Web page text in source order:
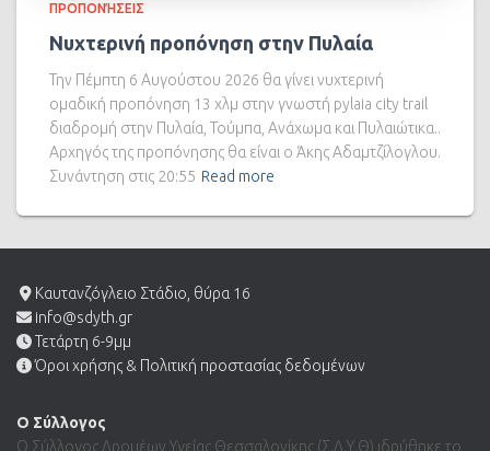
ΠΡΟΠΟΝΉΣΕΙΣ
Νυχτερινή προπόνηση στην Πυλαία
Την Πέμπτη 6 Αυγούστου 2026 θα γίνει νυχτερινή
ομαδική προπόνηση 13 χλμ στην γνωστή pylaia city trail
διαδρομή στην Πυλαία, Τούμπα, Ανάχωμα και Πυλαιώτικα..
Αρχηγός της προπόνησης θα είναι ο Άκης Αδαμτζίλογλου.
Συνάντηση στις 20:55 Read more
Καυτανζόγλειο Στάδιο, θύρα 16
info@sdyth.gr
Τετάρτη 6-9μμ
Όροι χρήσης & Πολιτική προστασίας δεδομένων
Ο Σύλλογος
Ο Σύλλογος Δρομέων Υγείας Θεσσαλονίκης (Σ.Δ.Υ.Θ) ιδρύθηκε το